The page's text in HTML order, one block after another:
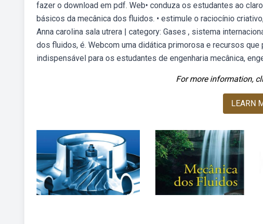
fazer o download em pdf. Web• conduza os estudantes ao
básicos da mecânica dos fluidos. • estimule o raciocínio
Anna carolina sala utrera | category: Gases , sistema
dos fluidos, é. Webcom uma didática primorosa e recursos
indispensável para os estudantes de engenharia mecânica,
For more information,
LEARN